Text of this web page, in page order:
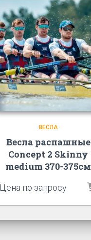
ВЕСЛА
Весла распашные
Concept 2 Skinny
medium 370-375см
Цена по запросу